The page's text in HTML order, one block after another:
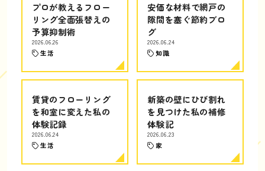
プロが教えるフロー
リング全面張替えの
予算抑制術
2026.06.26
生活
安価な材料で網戸の
隙間を塞ぐ節約ブロ
グ
2026.06.24
知識
賃貸のフローリング
を和室に変えた私の
体験記録
2026.06.24
生活
新築の壁にひび割れ
を見つけた私の補修
体験記
2026.06.23
家